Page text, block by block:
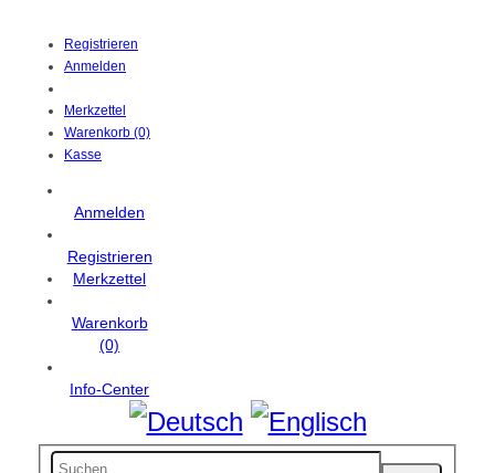
Registrieren
Anmelden
Merkzettel
Warenkorb (0)
Kasse
Anmelden
Registrieren
Merkzettel
Warenkorb
(0)
Info-Center